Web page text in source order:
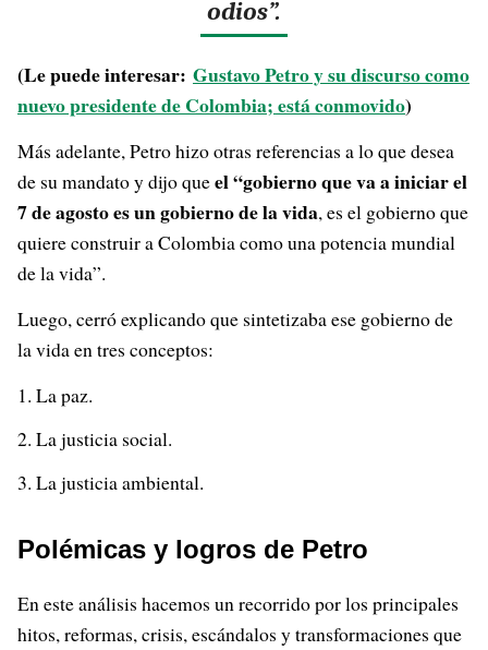
odios”.
(Le puede interesar: Gustavo Petro y su discurso como
nuevo presidente de Colombia; está conmovido)
Más adelante, Petro hizo otras referencias a lo que desea
de su mandato y dijo queel “gobierno que va a iniciar el
7 de agosto es un gobierno de la vida, es el gobierno que
quiere construir a Colombia como una potencia mundial
de la vida”.
Luego, cerró explicando que sintetizaba ese gobierno de
la vida en tres conceptos:
La paz.
La justicia social.
La justicia ambiental.
Polémicas y logros de Petro
En este análisis hacemos un recorrido por los principales
hitos, reformas, crisis, escándalos y transformaciones que